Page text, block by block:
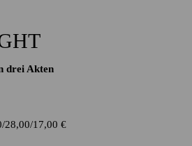
drei Akten
28,00 17,00 €